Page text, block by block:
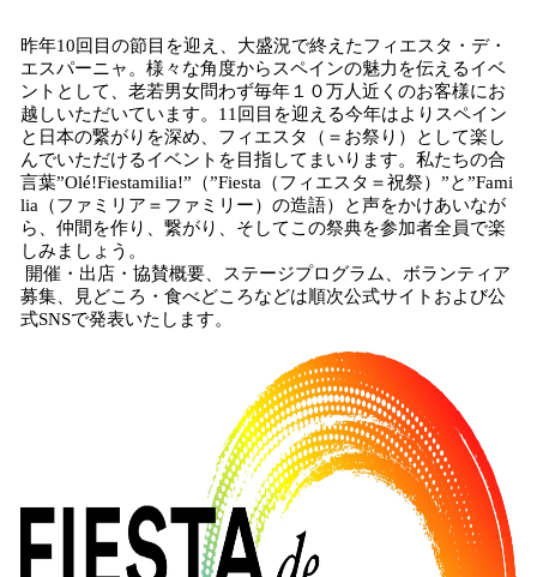
み
中
で
す
昨年10回目の節目を迎え、大盛況で終えたフィエスタ・デ・
エスパーニャ。様々な角度からスペインの魅力を伝えるイベ
ントとして、老若男女問わず毎年１０万人近くのお客様にお
越しいただいています。11回目を迎える今年はよりスペイン
と日本の繋がりを深め、フィエスタ（＝お祭り）として楽し
んでいただけるイベントを目指してまいります。私たちの合
言葉”Olé!Fiestamilia!”（”Fiesta（フィエスタ＝祝祭）”と”Fami
lia（ファミリア＝ファミリー）の造語）と声をかけあいなが
ら、仲間を作り、繋がり、そしてこの祭典を参加者全員で楽
しみましょう。
開催・出店・協賛概要、ステージプログラム、ボランティア
募集、見どころ・食べどころなどは順次公式サイトおよび公
式SNSで発表いたします。